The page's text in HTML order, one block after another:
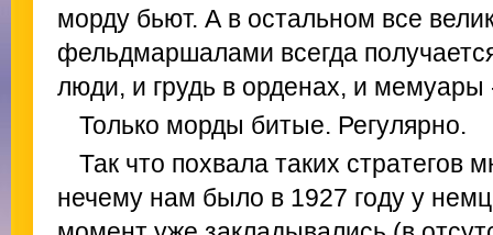
морду бьют. А в остальном все
фельдмаршалами всегда
люди, и грудь в орденах, и мемуары
Только морды битые. Регулярно.
Так что похвала таких стратегов
нечему нам было в 1927 году у